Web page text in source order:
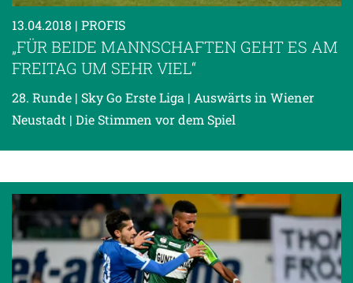
13.04.2018 | PROFIS
„FÜR BEIDE MANNSCHAFTEN GEHT ES AM
FREITAG UM SEHR VIEL“
28. Runde | Sky Go Erste Liga | Auswärts in Wiener
Neustadt | Die Stimmen vor dem Spiel